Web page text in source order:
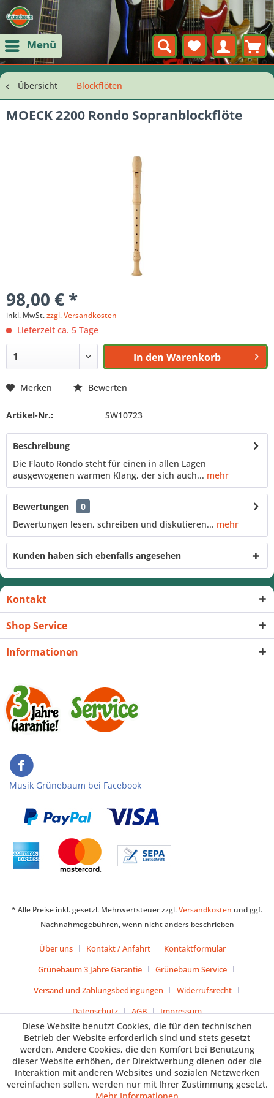
Menü
Übersicht Blockflöten
MOECK 2200 Rondo Sopranblockflöte
98,00 € *
inkl. MwSt.zzgl. Versandkosten
Lieferzeit ca. 5 Tage
In den Warenkorb
Merken Bewerten
Artikel-Nr.: SW10723
Beschreibung
Die Flauto Rondo steht für einen in allen Lagen
ausgewogenen warmen Klang, der sich auch... mehr
Bewertungen
0
Bewertungen lesen, schreiben und diskutieren... mehr
Kunden haben sich ebenfalls angesehen
Kontakt
Shop Service
Informationen
Musik Grünebaum bei Facebook
* Alle Preise inkl. gesetzl. Mehrwertsteuer zzgl.Versandkosten und ggf.
Nachnahmegebühren, wenn nicht anders beschrieben
Über uns Kontakt / Anfahrt
Kontaktformular
Grünebaum 3 Jahre Garantie
Grünebaum Service
Versand und Zahlungsbedingungen
Widerrufsrecht
Datenschutz
AGB Impressum
Diese Website benutzt Cookies, die für den technischen
Betrieb der Website erforderlich sind und stets gesetzt
werden. Andere Cookies, die den Komfort bei Benutzung
dieser Website erhöhen, der Direktwerbung dienen oder die
Interaktion mit anderen Websites und sozialen Netzwerken
vereinfachen sollen, werden nur mit Ihrer Zustimmung gesetzt.